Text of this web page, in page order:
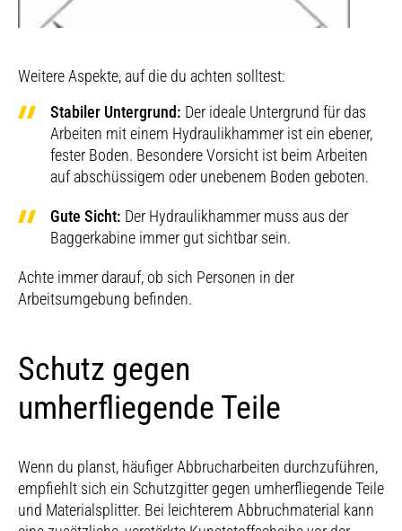
Weitere Aspekte, auf die du achten solltest:
Stabiler Untergrund: Der ideale Untergrund für das
Arbeiten mit einem Hydraulikhammer ist ein ebener,
fester Boden. Besondere Vorsicht ist beim Arbeiten
auf abschüssigem oder unebenem Boden geboten.
Gute Sicht: Der Hydraulikhammer muss aus der
Baggerkabine immer gut sichtbar sein.
Achte immer darauf, ob sich Personen in der
Arbeitsumgebung befinden.
Schutz gegen
umherfliegende Teile
Wenn du planst, häufiger Abbrucharbeiten durchzuführen,
empfiehlt sich ein Schutzgitter gegen umherfliegende Teile
und Materialsplitter. Bei leichterem Abbruchmaterial kann